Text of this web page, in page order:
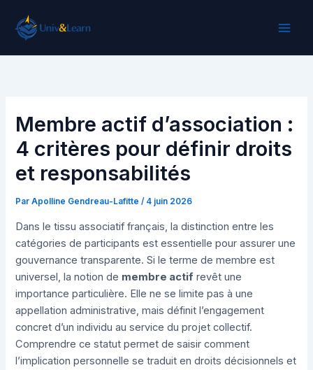
contenu
Membre actif d’association :
4 critères pour définir droits
et responsabilités
ParApolline Gendreau-Lafitte/ 4 juin 2026
Dans le tissu associatif français, la distinction entre les
catégories de participants est essentielle pour assurer une
gouvernance transparente. Si le terme de membre est
universel, la notion de membre actif revêt une
importance particulière. Elle ne se limite pas à une
appellation administrative, mais définit l’engagement
concret d’un individu au service du projet collectif.
Comprendre ce statut permet de saisir comment
l’implication personnelle se traduit en droits décisionnels et